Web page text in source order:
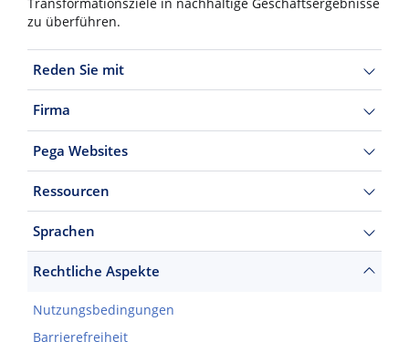
Transformationsziele in nachhaltige Geschäftsergebnisse
zu überführen.
Reden Sie mit
Firma
Pega Websites
Ressourcen
Sprachen
Rechtliche Aspekte
Nutzungsbedingungen
Barrierefreiheit